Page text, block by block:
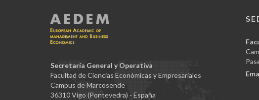
Secretaría General y Operativa
Facultad de Ciencias Económicas y Empresariales
Campus de Marcosende
36310 Vigo (Pontevedra) - España